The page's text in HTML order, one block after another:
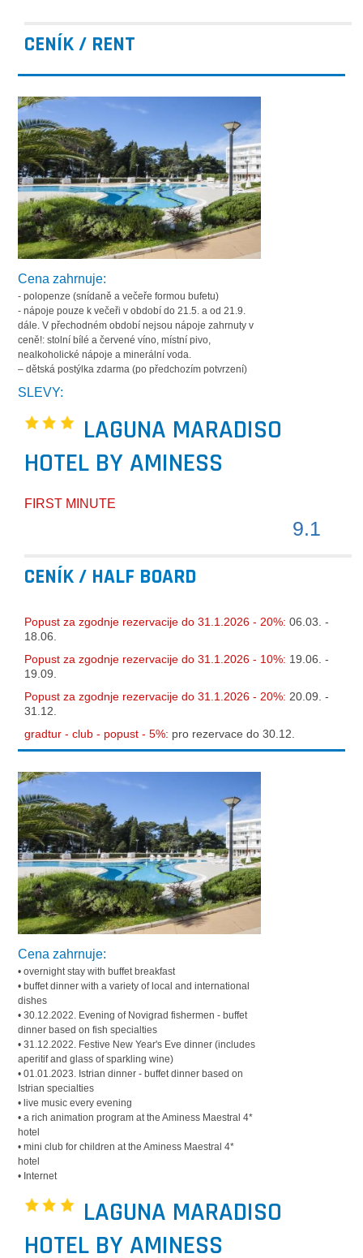
CENÍK / RENT
Cena zahrnuje:
- polopenze (snídaně a večeře formou bufetu)
- nápoje pouze k večeři v období do 21.5. a od 21.9.
dále. V přechodném období nejsou nápoje zahrnuty v
ceně!: stolní bílé a červené víno, místní pivo,
nealkoholické nápoje a minerální voda.
– dětská postýlka zdarma (po předchozím potvrzení)
SLEVY:
LAGUNA MARADISO
HOTEL BY AMINESS
FIRST MINUTE
9.1
CENÍK / HALF BOARD
Popust za zgodnje rezervacije do 31.1.2026 - 20%:06.03. -
18.06.
Popust za zgodnje rezervacije do 31.1.2026 - 10%: 19.06. -
19.09.
Popust za zgodnje rezervacije do 31.1.2026 - 20%: 20.09. -
31.12.
gradtur - club - popust - 5%: pro rezervace do 30.12.
Cena zahrnuje:
• overnight stay with buffet breakfast
• buffet dinner with a variety of local and international
dishes
• 30.12.2022. Evening of Novigrad fishermen - buffet
dinner based on fish specialties
• 31.12.2022. Festive New Year's Eve dinner (includes
aperitif and glass of sparkling wine)
• 01.01.2023. Istrian dinner - buffet dinner based on
Istrian specialties
• live music every evening
• a rich animation program at the Aminess Maestral 4*
hotel
• mini club for children at the Aminess Maestral 4*
hotel
• Internet
LAGUNA MARADISO
HOTEL BY AMINESS